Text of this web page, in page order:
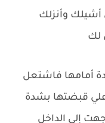
وأنزلك
لك
أمامها فاشتعل
قبضتها بشدة
إلي الداخل